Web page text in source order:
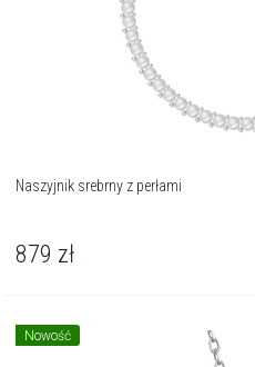
Naszyjnik srebrny z perłami
879 zł
Nowość